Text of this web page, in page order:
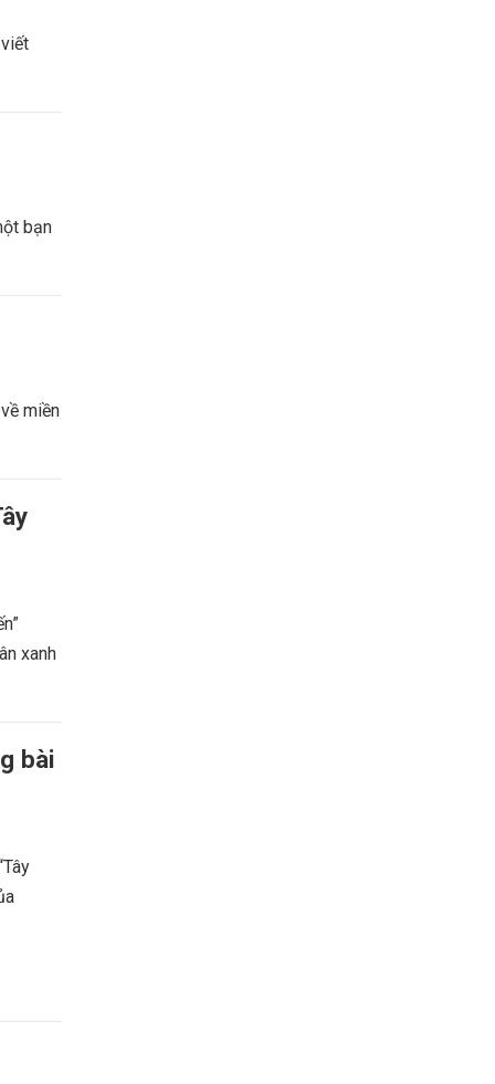
bạn
miền
xanh
bài